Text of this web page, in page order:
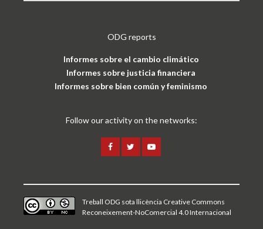
ODG reports
Informes sobre el cambio climático
Informes sobre justicia financiera
Informes sobre bien común y feminismo
Follow our activity on the networks:
Treball ODG sota llicència Creative Commons
Reconeixement-NoComercial 4.0 Internacional